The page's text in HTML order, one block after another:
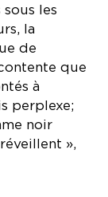
les
la
de
que
à
perplexe;
noir
»,